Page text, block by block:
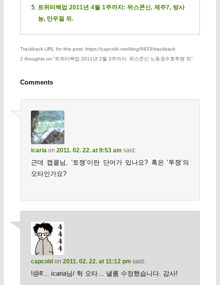
트위터백업 2011년 4월 1주까지: 위스콘신, 제주7, 방사
능, 만우절 외.
Trackback URL for this post: https://capcold.net/blog/6833/trackback
2 thoughts on “트위터백업 2011년 2월 3주까지: 위스콘신 노동권수호투쟁 외 ”
Comments
icaria on 2011. 02. 22. at 9:53 am said:
근데 캡콜님, ‘토쟁’이란 단어가 있나요? 혹은 ‘투쟁’의
오타인가요?
capcold on 2011. 02. 22. at 11:12 pm said:
!@#… icaria님/ 헉 오타… 낼롬 수정했습니다. 감사!